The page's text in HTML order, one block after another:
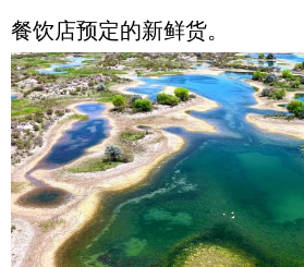
餐饮店预定的新鲜货。